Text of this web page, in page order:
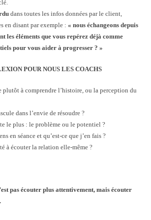
dans toutes les infos données par le client,
en disant par exemple : « nous échangeons depuis
les éléments que vous repérez déjà comme
pour vous aider à progresser ? »
POUR NOUS LES COACHS
plutôt à comprendre l’histoire, ou la perception du
dans l’envie de résoudre ?
le plus : le problème ou le potentiel ?
en séance et qu’est-ce que j’en fais ?
à écouter la relation elle-même ?
pas écouter plus attentivement, mais écouter